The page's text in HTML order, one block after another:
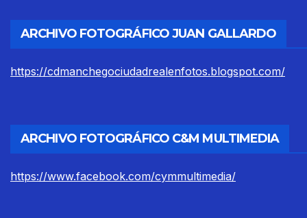
ARCHIVO FOTOGRÁFICO JUAN GALLARDO
https://cdmanchegociudadrealenfotos.blogspot.com/
ARCHIVO FOTOGRÁFICO C&M MULTIMEDIA
https://www.facebook.com/cymmultimedia/